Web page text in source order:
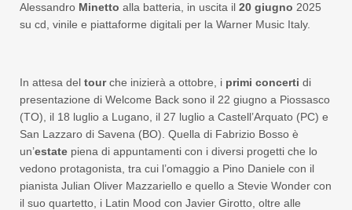
Alessandro Minetto alla batteria, in uscita il 20 giugno 2025
su cd, vinile e piattaforme digitali per la Warner Music Italy.
In attesa del tourche inizierà a ottobre, i primi concerti di
presentazione di Welcome Back sono il 22 giugno a Piossasco
(TO), il 18 luglio a Lugano, il 27 luglio a Castell’Arquato (PC) e
San Lazzaro di Savena (BO). Quella di Fabrizio Bosso è
un’estate piena di appuntamenti con i diversi progetti che lo
vedono protagonista, tra cui l’omaggio a Pino Daniele con il
pianista Julian Oliver Mazzariello e quello a Stevie Wonder con
il suo quartetto, i Latin Mood con Javier Girotto, oltre alle